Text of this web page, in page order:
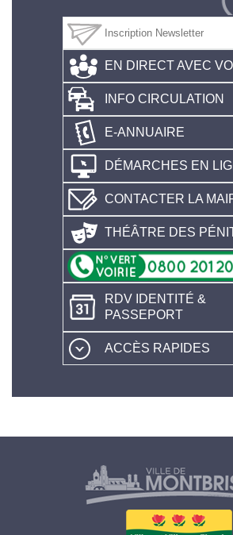
EN DIRECT AVEC
INFO CIRCULATION
E-ANNUAIRE
DÉMARCHES EN
CONTACTER LA
THÉÂTRE DES
RDV IDENTITÉ &
PASSEPORT
ACCÈS RAPIDES